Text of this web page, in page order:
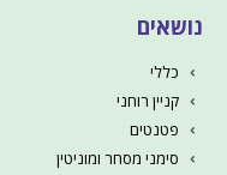
נושאים
כללי
קניין רוחני
פטנטים
סימני מסחר ומוניטין